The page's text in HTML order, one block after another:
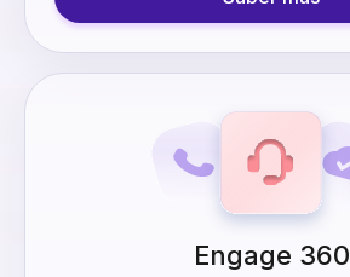
Engage 360